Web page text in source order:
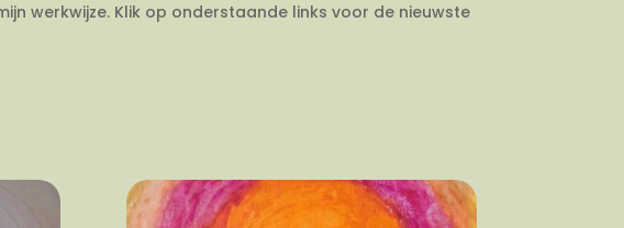
werkwijze. Klik op onderstaande links voor de nieuwste